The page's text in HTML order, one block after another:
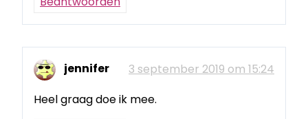
jennifer
3 september 2019 om 15:24
Heel graag doe ik mee.